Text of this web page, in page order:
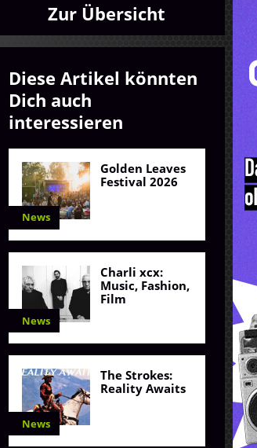
Zur Übersicht
Diese Artikel könnten
Dich auch
interessieren
News
Golden Leaves
Festival 2026
News
Charli xcx:
Music, Fashion,
Film
News
The Strokes:
Reality Awaits